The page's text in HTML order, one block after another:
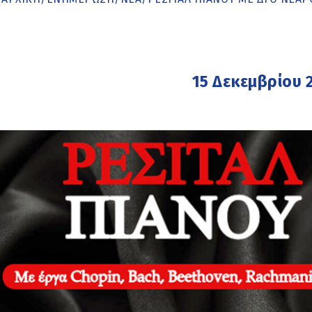
15 Δεκεμβρίου